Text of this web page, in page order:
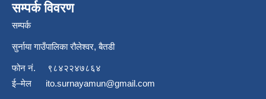
सम्पर्क विवरण
सम्पर्क
सुर्नाया गाउँपालिका रौलेश्वर, बैतडी
फोन नं.
९८४२२४७८६४
ई–मेल ito.surnayamun@gmail.com